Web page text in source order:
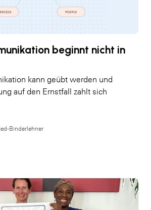
beginnt nicht in
kann geübt werden und
auf den Ernstfall zahlt sich
Binderlehner